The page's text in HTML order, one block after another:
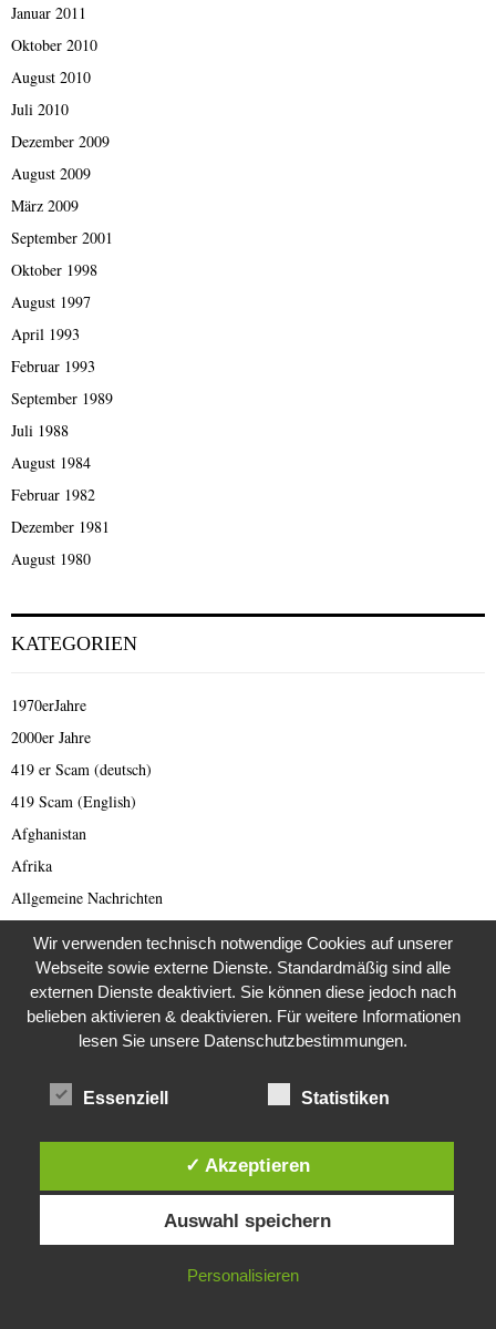
Januar 2011
Oktober 2010
August 2010
Juli 2010
Dezember 2009
August 2009
März 2009
September 2001
Oktober 1998
August 1997
April 1993
Februar 1993
September 1989
Juli 1988
August 1984
Februar 1982
Dezember 1981
August 1980
KATEGORIEN
1970erJahre
2000er Jahre
419 er Scam (deutsch)
419 Scam (English)
Afghanistan
Afrika
Allgemeine Nachrichten
Antarktis
Arabischer Frühling
Archäologie
Archiv 1980 er
Asien
Automobil
Diese Website verwendet Cookies. Durch die weitere Nutzung dieser
Website stimmst du der Verwendung von Cookies zu.
IN ORDNUNG
Wir verwenden technisch notwendige Cookies auf unserer
Webseite sowie externe Dienste. Standardmäßig sind alle
externen Dienste deaktiviert. Sie können diese jedoch nach
belieben aktivieren & deaktivieren. Für weitere Informationen
lesen Sie unsere Datenschutzbestimmungen.
Essenziell Statistiken
✓ Akzeptieren
Auswahl speichern
Personalisieren